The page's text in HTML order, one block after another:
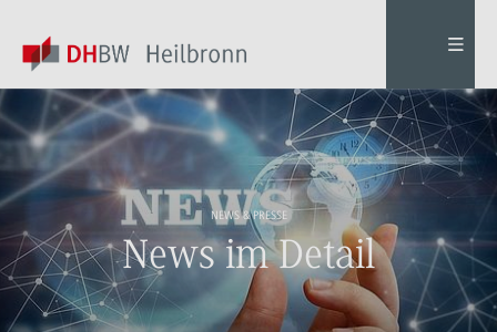
NEWS & PRESSE
News im Detail